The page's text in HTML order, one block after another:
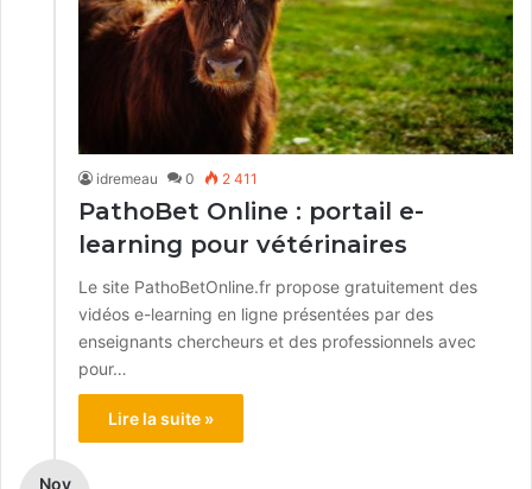
idremeau 0 2 411
PathoBet Online : portail e-
learning pour vétérinaires
Le site PathoBetOnline.fr propose gratuitement des
vidéos e-learning en ligne présentées par des
enseignants chercheurs et des professionnels avec
pour…
Lire la suite »
Nov